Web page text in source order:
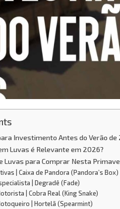
Investimento Antes do Verão de
Luvas é Relevante em 2026?
Luvas para Comprar Nesta
| Caixa de Pandora (Pandora’s Box)
| Degradê (Fade)
| Cobra Real (King Snake)
| Hortelã (Spearmint)